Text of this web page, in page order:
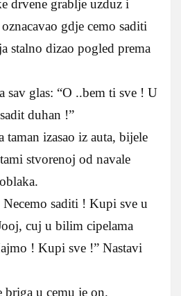
drvene grablje uzduz i
gdje cemo saditi
stalno dizao pogled prema
sav glas: “O ..bem ti sve ! U
duhan !”
izasao iz auta, bijele
stvorenoj od navale
saditi ! Kupi sve u
cuj u bilim cipelama
! Kupi sve !” Nastavi
briga u cemu je on.